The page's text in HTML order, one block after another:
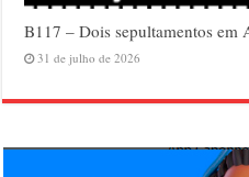
B117 – Dois sepultamentos em
31 de julho de 2026